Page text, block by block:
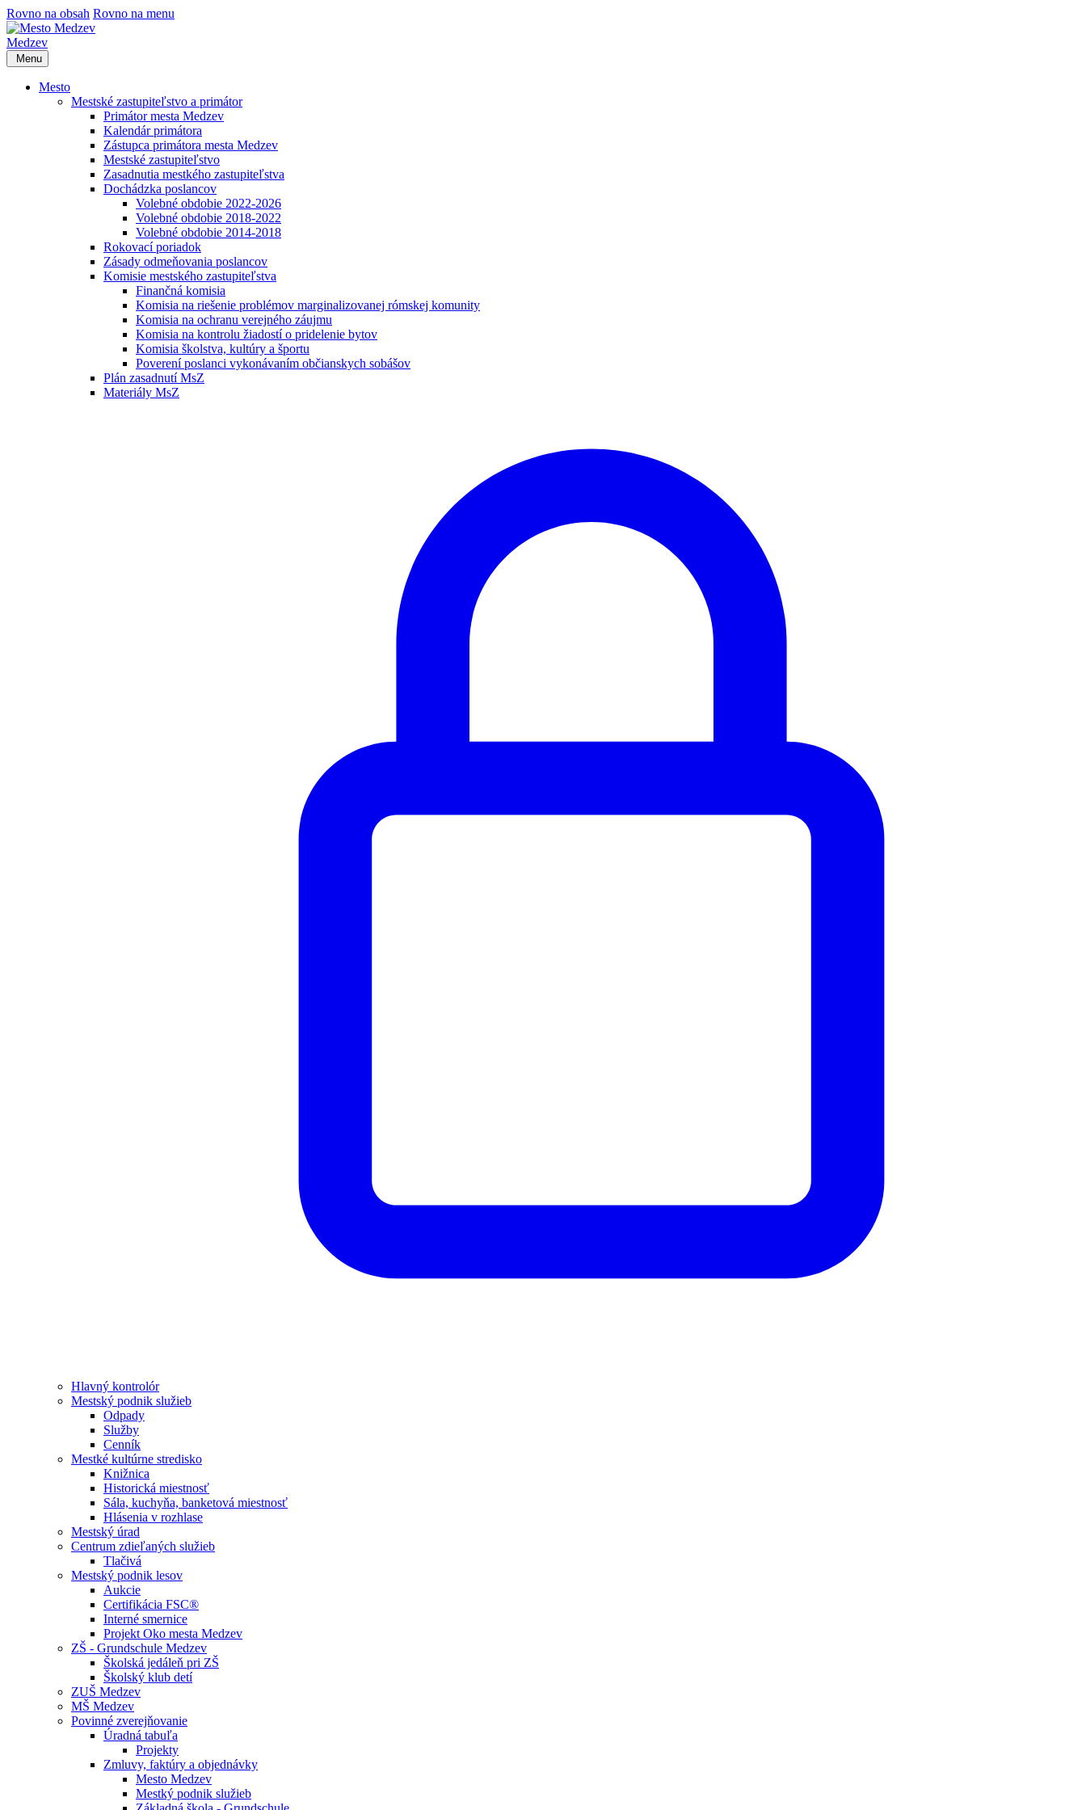
Rovno na obsah Rovno na menu
Medzev
Menu
Mesto
Mestské zastupiteľstvo a primátor
Primátor mesta Medzev
Kalendár primátora
Zástupca primátora mesta Medzev
Mestské zastupiteľstvo
Zasadnutia mestkého zastupiteľstva
Dochádzka poslancov
Volebné obdobie 2022-2026
Volebné obdobie 2018-2022
Volebné obdobie 2014-2018
Rokovací poriadok
Zásady odmeňovania poslancov
Komisie mestského zastupiteľstva
Finančná komisia
Komisia na riešenie problémov marginalizovanej rómskej komunity
Komisia na ochranu verejného záujmu
Komisia na kontrolu žiadostí o pridelenie bytov
Komisia školstva, kultúry a športu
Poverení poslanci vykonávaním občianskych sobášov
Plán zasadnutí MsZ
Materiály MsZ
Hlavný kontrolór
Mestský podnik služieb
Odpady
Služby
Cenník
Mestké kultúrne stredisko
Knižnica
Historická miestnosť
Sála, kuchyňa, banketová miestnosť
Hlásenia v rozhlase
Mestský úrad
Centrum zdieľaných služieb
Tlačivá
Mestský podnik lesov
Aukcie
Certifikácia FSC®
Interné smernice
Projekt Oko mesta Medzev
ZŠ - Grundschule Medzev
Školská jedáleň pri ZŠ
Školský klub detí
ZUŠ Medzev
MŠ Medzev
Povinné zverejňovanie
Úradná tabuľa
Projekty
Zmluvy, faktúry a objednávky
Mesto Medzev
Mestký podnik služieb